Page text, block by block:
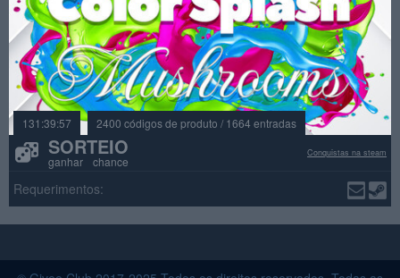
131:39:57 2400 códigos de produto / 1664 entradas
SORTEIO
ganhar chance
Conquistas na steam
Requerimentos: